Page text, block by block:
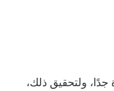
ولتحقيق ذلك،